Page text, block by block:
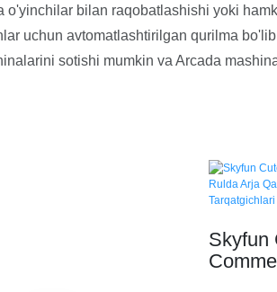
bilan raqobatlashishi yoki
uchun avtomatlashtirilgan qurilma
sotishi mumkin va Arcada
Skyfun